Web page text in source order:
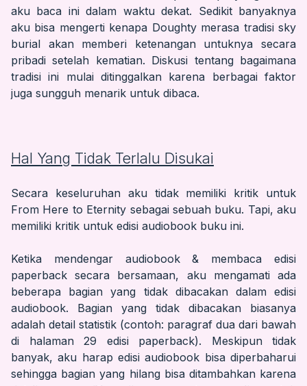
aku baca ini dalam waktu dekat. Sedikit banyaknya
aku bisa mengerti kenapa Doughty merasa tradisi sky
burial akan memberi ketenangan untuknya secara
pribadi setelah kematian. Diskusi tentang bagaimana
tradisi ini mulai ditinggalkan karena berbagai faktor
juga sungguh menarik untuk dibaca.
Hal Yang Tidak Terlalu Disukai
Secara keseluruhan aku tidak memiliki kritik untuk
From Here to Eternity sebagai sebuah buku. Tapi, aku
memiliki kritik untuk edisi audiobook buku ini.
Ketika mendengar audiobook & membaca edisi
paperback secara bersamaan, aku mengamati ada
beberapa bagian yang tidak dibacakan dalam edisi
audiobook. Bagian yang tidak dibacakan biasanya
adalah detail statistik (contoh: paragraf dua dari bawah
di halaman 29 edisi paperback). Meskipun tidak
banyak, aku harap edisi audiobook bisa diperbaharui
sehingga bagian yang hilang bisa ditambahkan karena